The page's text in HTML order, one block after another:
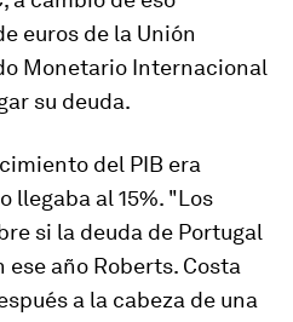
euros de la Unión
Monetario Internacional
su deuda.
del PIB era
llegaba al 15%. "Los
si la deuda de Portugal
ese año Roberts. Costa
a la cabeza de una